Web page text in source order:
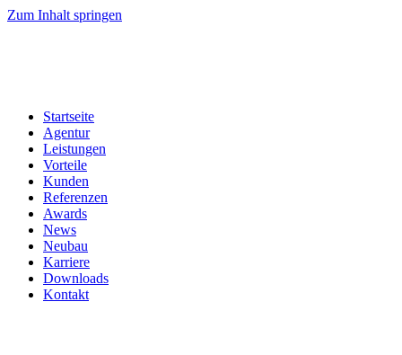
Zum Inhalt springen
Startseite
Agentur
Leistungen
Vorteile
Kunden
Referenzen
Awards
News
Neubau
Karriere
Downloads
Kontakt